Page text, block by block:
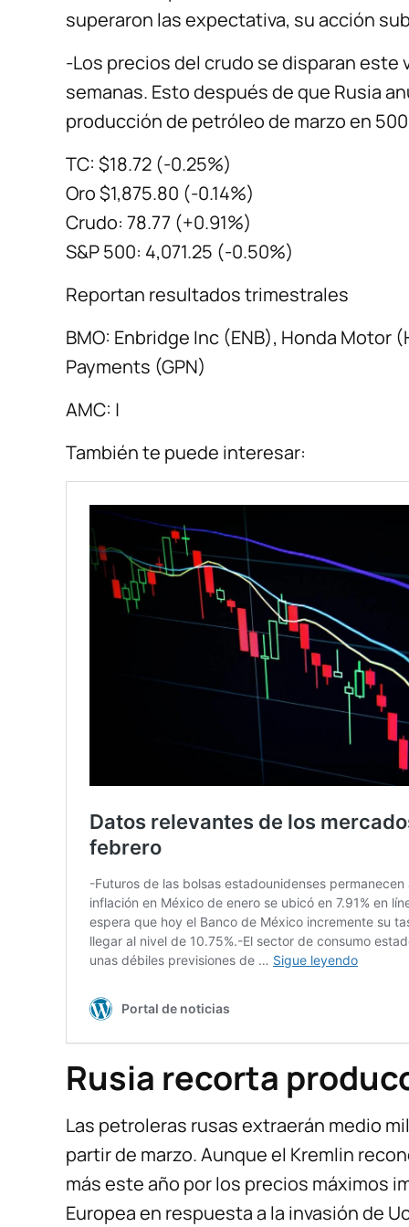
superaron las expectativa, su acción
-Los precios del crudo se disparan
semanas. Esto después de que Rusia
producción de petróleo de marzo en
TC: $18.72 (-0.25%)
Oro $1,875.80 (-0.14%)
Crudo: 78.77 (+0.91%)
S&P 500: 4,071.25 (-0.50%)
Reportan resultados trimestrales
BMO: Enbridge Inc (ENB), Honda Motor
Payments (GPN)
AMC: |
También te puede interesar:
Rusia recorta
Las petroleras rusas extraerán medio
partir de marzo. Aunque el Kremlin
más este año por los precios máximos
Europea en respuesta a la invasión de